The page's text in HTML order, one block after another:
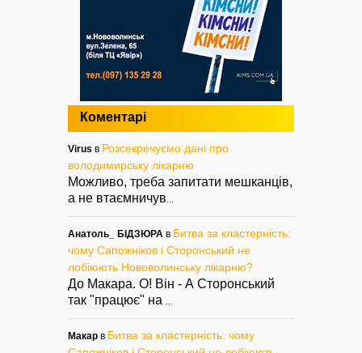
Коментарі
Virus в Розсекречуємо дані про
володимирську лікарню
Можливо, треба запитати мешканців,
а не втаємничув
Анатоль_ БІДЗЮРА в Битва за кластерність:
чому Сапожніков і Сторонський не
лобіюють Нововолинську лікарню?
До Макара. О! Він - А Сторонський
так "працює" на
Макар в Битва за кластерність: чому